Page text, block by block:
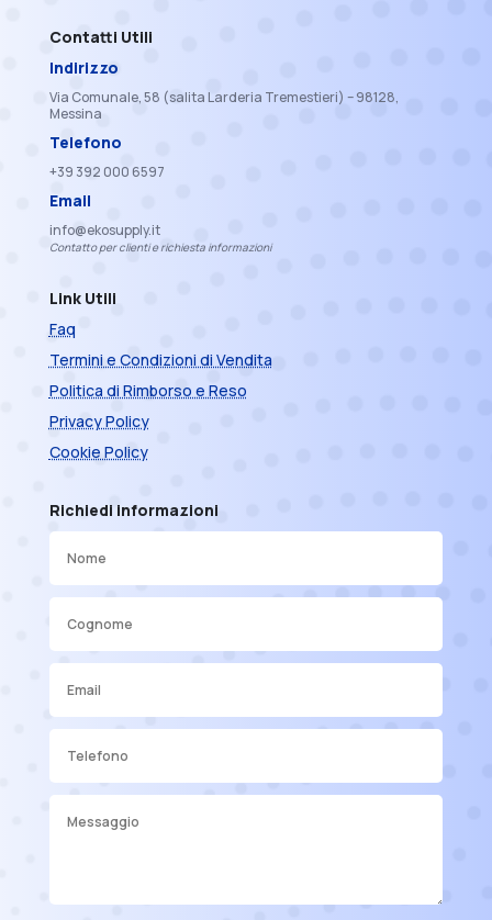
Contatti Utili
Indirizzo
Via Comunale, 58 (salita Larderia Tremestieri) – 98128,
Messina
Telefono
+39 392 000 6597
Email
info@ekosupply.it
Contatto per clienti e richiesta informazioni
Link Utili
Faq
Termini e Condizioni di Vendita
Politica di Rimborso e Reso
Privacy Policy
Cookie Policy
Richiedi informazioni